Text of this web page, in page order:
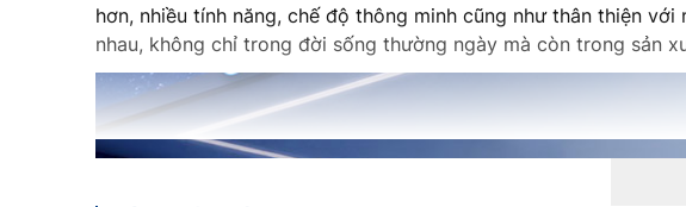
hơn, nhiều tính năng, chế độ thông minh cũng như thân thiện
nhau, không chỉ trong đời sống thường ngày mà còn trong sản